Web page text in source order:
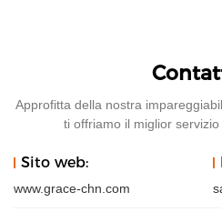
Approfitta della nostra
ti offriamo il miglior servizio
Sito web:
www.grace-chn.com